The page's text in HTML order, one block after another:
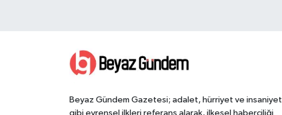
Beyaz Gündem Gazetesi; adalet, hürriyet ve insaniyet
gibi evrensel ilkleri referans alarak, ilkesel haberciliği